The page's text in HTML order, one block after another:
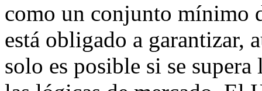
como un conjunto mínimo
está obligado a garantizar,
solo es posible si se